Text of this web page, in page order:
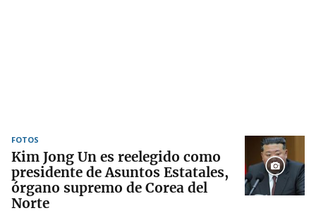
FOTOS
Kim Jong Un es reelegido como
presidente de Asuntos Estatales,
órgano supremo de Corea del
Norte